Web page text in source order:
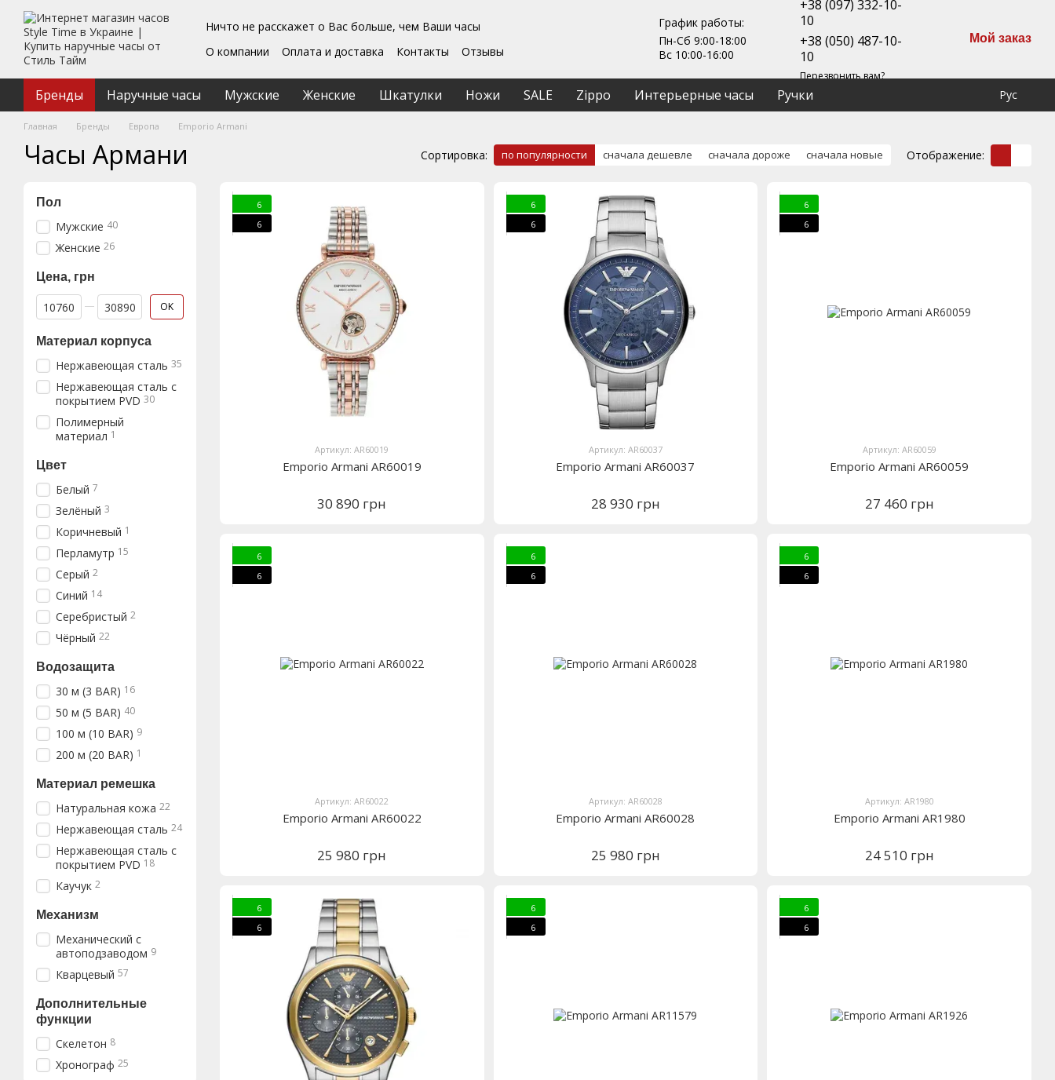
Перейти к основному контенту
Ничто не расскажет о Вас больше, чем Ваши часы
О компании
Оплата и доставка Контакты
Отзывы
Пользовательское соглашение
График работы:
Пн-Сб 9:00-18:00
Вс 10:00-16:00
+38 (097) 332-10-
10
+38 (050) 487-10-
10
Перезвонить вам?
Мой заказ
Бренды Наручные часы Мужские Женские Шкатулки Ножи SALE Zippo Интерьерные часы Ручки Рус
Главная Бренды Европа Emporio Armani
Часы Армани Сортировка: по популярности сначала дешевле сначала дороже сначала новые Отображение:
6
6
Артикул: AR60019
Emporio Armani AR60019
30 890 грн
6
6
Артикул: AR60037
Emporio Armani AR60037
28 930 грн
6
6
Артикул: AR60059
Emporio Armani AR60059
27 460 грн
6
6
Артикул: AR60022
Emporio Armani AR60022
25 980 грн
6
6
Артикул: AR60028
Emporio Armani AR60028
25 980 грн
6
6
Артикул: AR1980
Emporio Armani AR1980
24 510 грн
6
6
6
6
6
6
Пол
Мужские 40
Женские 26
Цена, грн
От Цена, грн
До Цена, грн OK
Материал корпуса
Нержавеющая сталь 35
Нержавеющая сталь с
покрытием PVD 30
Полимерный
материал 1
Цвет
Белый 7
Зелёный 3
Коричневый 1
Перламутр 15
Серый 2
Синий 14
Серебристый 2
Чёрный 22
Водозащита
30 м (3 BAR) 16
50 м (5 BAR) 40
100 м (10 BAR) 9
200 м (20 BAR) 1
Материал ремешка
Натуральная кожа 22
Нержавеющая сталь 24
Нержавеющая сталь с
покрытием PVD 18
Каучук 2
Механизм
Механический с
автоподзаводом 9
Кварцевый 57
Дополнительные
функции
Скелетон 8
Хронограф 25